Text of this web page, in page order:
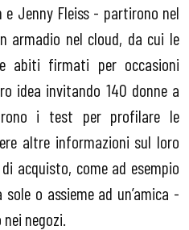
Jenny Fleiss - partirono nel
armadio nel cloud, da cui le
abiti firmati per occasioni
idea invitando 140 donne a
i test per profilare le
altre informazioni sul loro
acquisto, come ad esempio
o assieme ad un’amica -
negozi.